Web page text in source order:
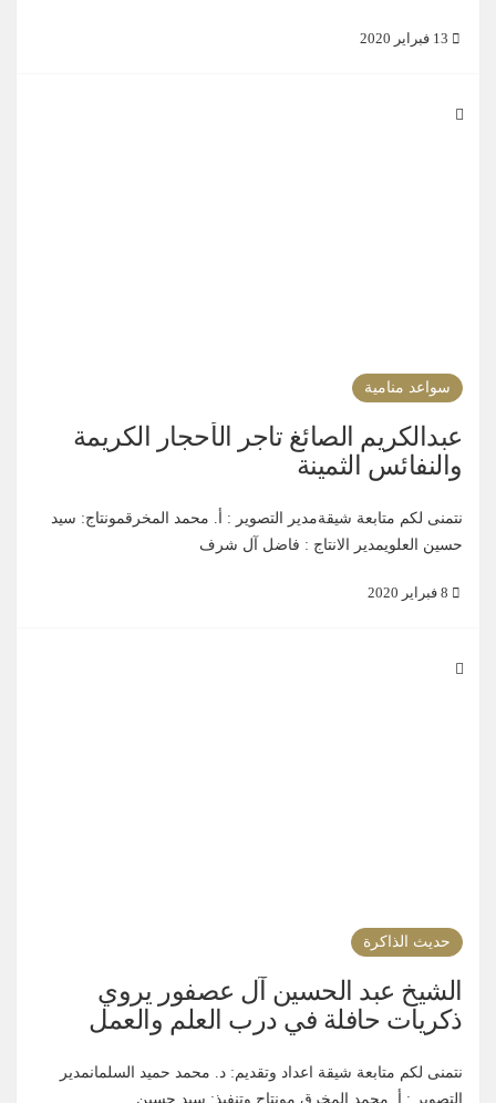
سواعد منامية
عبدالكريم الصائغ تاجر الأحجار الكريمة
والنفائس الثمينة
نتمنى لكم متابعة شيقةمدير التصوير : أ. محمد المخرقمونتاج: سيد
حسين العلويمدير الانتاج : فاضل آل شرف
حديث الذاكرة
الشيخ عبد الحسين آل عصفور يروي
ذكريات حافلة في درب العلم والعمل
نتمنى لكم متابعة شيقة اعداد وتقديم: د. محمد حميد السلمانمدير
التصوير : أ. محمد المخرق مونتاج وتنفيذ: سيد حسين...